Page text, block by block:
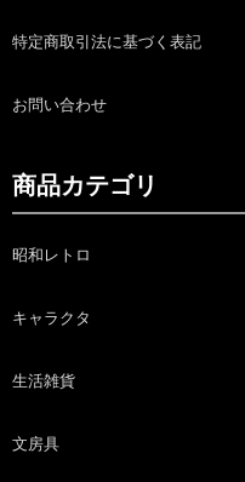
特定商取引法に基づく表記
お問い合わせ
商品カテゴリ
昭和レトロ
キャラクタ
生活雑貨
文房具